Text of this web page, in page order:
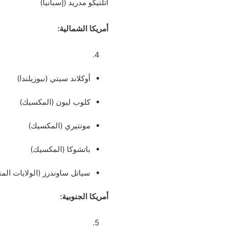
أتلتيكو مدريد (إسبانيا)
أمريكا الشمالية:
أوكلاند سيتي (نيوزيلندا)
كلوب ليون (المكسيك)
مونتيري (المكسيك)
باتشوكا (المكسيك)
سياتل ساوندرز (الولايات
أمريكا الجنوبية: